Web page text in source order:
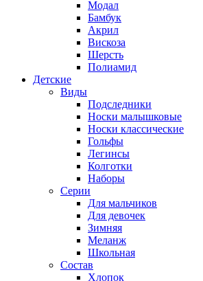
Модал
Бамбук
Акрил
Вискоза
Шерсть
Полиамид
Детские
Виды
Подследники
Носки малышковые
Носки классические
Гольфы
Легинсы
Колготки
Наборы
Серии
Для мальчиков
Для девочек
Зимняя
Меланж
Школьная
Состав
Хлопок